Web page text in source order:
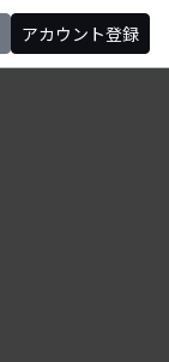
アカウント登録